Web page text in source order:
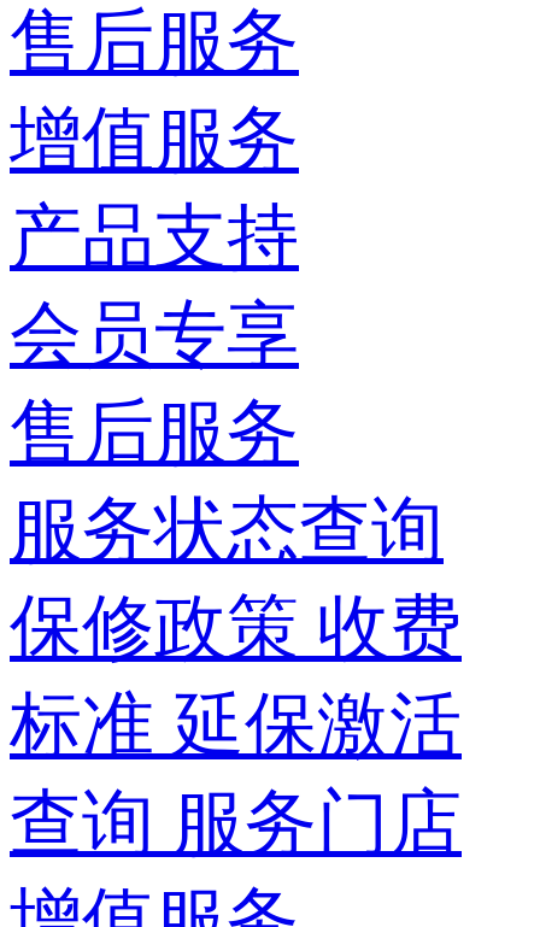
售后服务
增值服务
产品支持
会员专享
售后服务
服务状态查询
保修政策 收费
标准 延保激活
查询 服务门店